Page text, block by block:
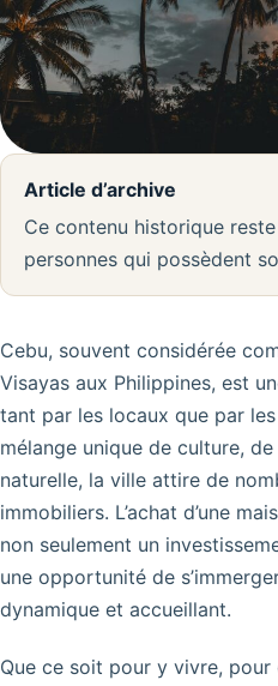
Article d’archive
Ce contenu historique
personnes qui possèdent
Cebu, souvent considérée
Visayas aux Philippines, est
tant par les locaux que par
mélange unique de culture,
naturelle, la ville attire de
immobiliers. L’achat d’une
non seulement un
une opportunité de
dynamique et accueillant.
Que ce soit pour y vivre,